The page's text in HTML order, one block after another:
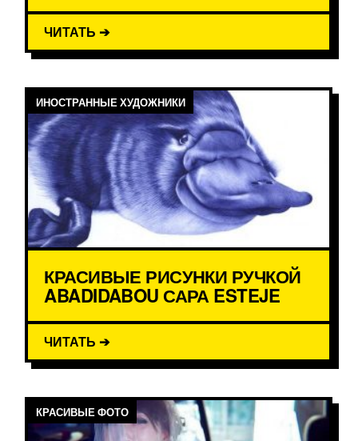
ЧИТАТЬ ➔
ИНОСТРАННЫЕ ХУДОЖНИКИ
КРАСИВЫЕ РИСУНКИ РУЧКОЙ
ABADIDABOU САРА ESTEJE
ЧИТАТЬ ➔
КРАСИВЫЕ ФОТО